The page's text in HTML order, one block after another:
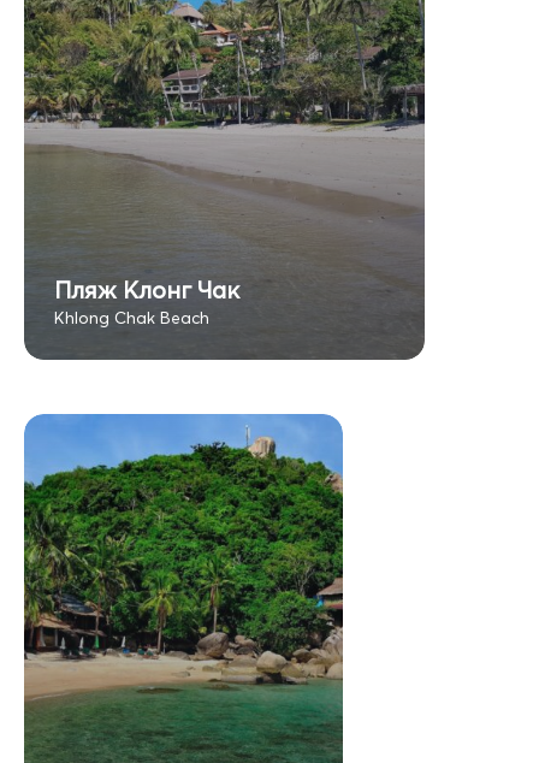
Пляж Клонг Чак
Khlong Chak Beach